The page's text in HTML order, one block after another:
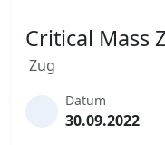
Critical Mass
Zug
Datum
30.09.2022